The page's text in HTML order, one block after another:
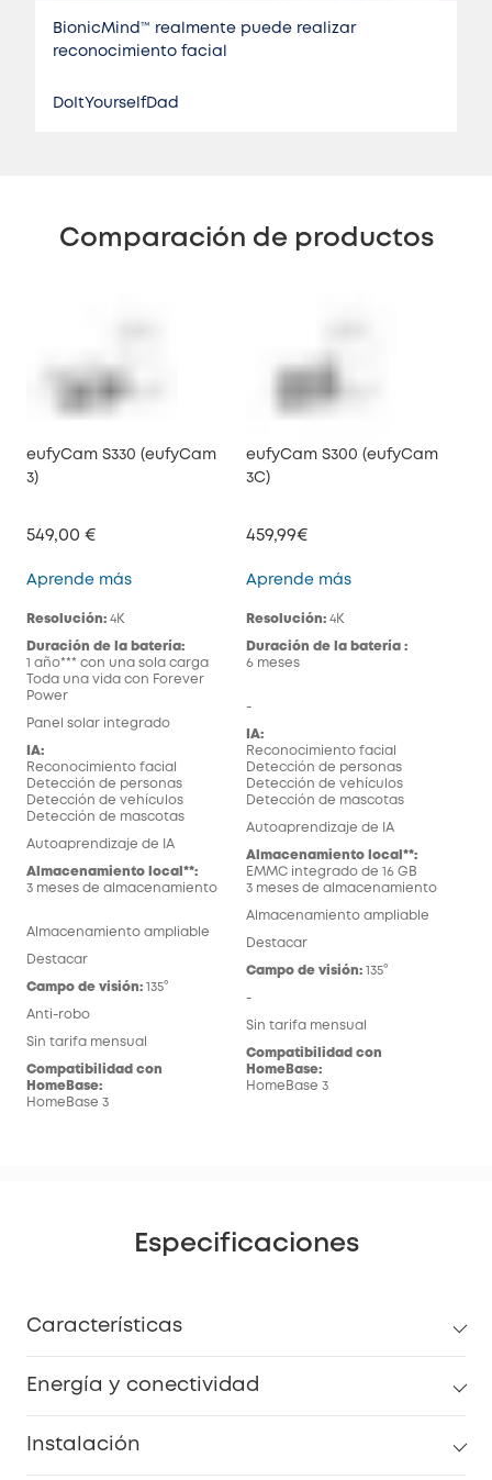
BionicMind™️ realmente puede realizar
reconocimiento facial
DoItYourselfDad
Comparación de productos
eufyCam S330 (eufyCam
3)
549,00 €
Aprende máseufyCam S330 (eufyCam 3)
Resolución: 4K
Duración de la batería:
1 año*** con una sola carga
Toda una vida con Forever
Power
Panel solar integrado
IA:
Reconocimiento facial
Detección de personas
Detección de vehículos
Detección de mascotas
Autoaprendizaje de IA
Almacenamiento local**:
3 meses de almacenamiento
Almacenamiento ampliable
Destacar
Campo de visión: 135°
Anti-robo
Sin tarifa mensual
Compatibilidad con
HomeBase:
HomeBase 3
eufyCam S300 (eufyCam
3C)
459,99€
Aprende máseufyCam S300
Resolución: 4K
Duración de la batería :
6 meses
-
IA:
Reconocimiento facial
Detección de personas
Detección de vehículos
Detección de mascotas
Autoaprendizaje de IA
Almacenamiento local**:
EMMC integrado de 16 GB
3 meses de almacenamiento
Almacenamiento ampliable
Destacar
Campo de visión: 135°
-
Sin tarifa mensual
Compatibilidad con
HomeBase:
HomeBase 3
Especificaciones
Características
Energía y conectividad
Instalación